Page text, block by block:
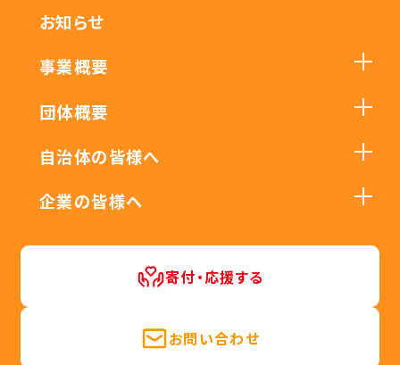
お知らせ
事業概要
団体概要
自治体の皆様へ
企業の皆様へ
寄付・応援する
お問い合わせ